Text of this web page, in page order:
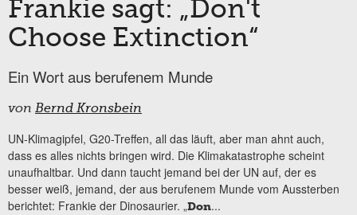
Frankie sagt: „Don't
Choose Extinction“
Ein Wort aus berufenem Munde
von Bernd Kronsbein
UN-Klimagipfel, G20-Treffen, all das läuft, aber man ahnt auch,
dass es alles nichts bringen wird. Die Klimakatastrophe scheint
unaufhaltbar. Und dann taucht jemand bei der UN auf, der es
besser weiß, jemand, der aus berufenem Munde vom Aussterben
berichtet: Frankie der Dinosaurier. „Don...